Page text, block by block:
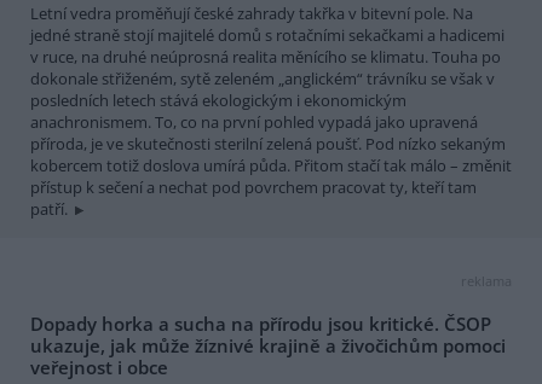
Letní vedra proměňují české zahrady takřka v bitevní pole. Na
jedné straně stojí majitelé domů s rotačními sekačkami a hadicemi
v ruce, na druhé neúprosná realita měnícího se klimatu. Touha po
dokonale střiženém, sytě zeleném „anglickém“ trávníku se však v
posledních letech stává ekologickým i ekonomickým
anachronismem. To, co na první pohled vypadá jako upravená
příroda, je ve skutečnosti sterilní zelená poušť. Pod nízko sekaným
kobercem totiž doslova umírá půda. Přitom stačí tak málo – změnit
přístup k sečení a nechat pod povrchem pracovat ty, kteří tam
patří.
reklama
Dopady horka a sucha na přírodu jsou kritické. ČSOP
ukazuje, jak může žíznivé krajině a živočichům pomoci
veřejnost i obce